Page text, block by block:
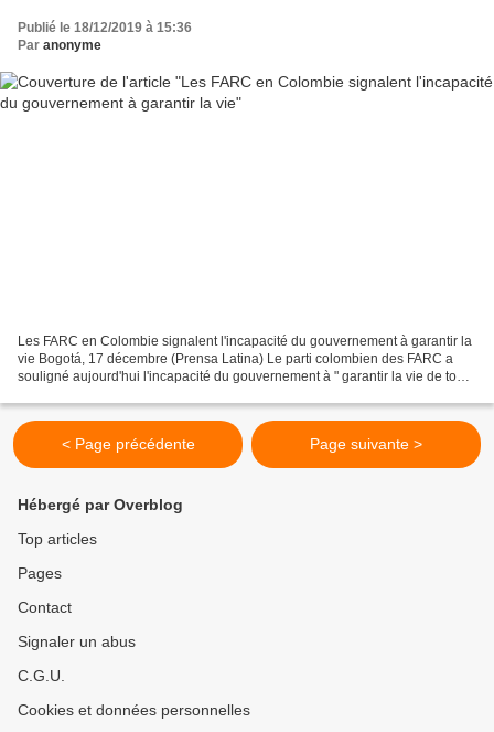
Publié le 18/12/2019 à 15:36
Par anonyme
Les FARC en Colombie signalent l'incapacité du gouvernement à garantir la
vie Bogotá, 17 décembre (Prensa Latina) Le parti colombien des FARC a
souligné aujourd'hui l'incapacité du gouvernement à " garantir la vie de tous
< Page précédente Page suivante >
Hébergé par Overblog
Top articles
Pages
Contact
Signaler un abus
C.G.U.
Cookies et données personnelles